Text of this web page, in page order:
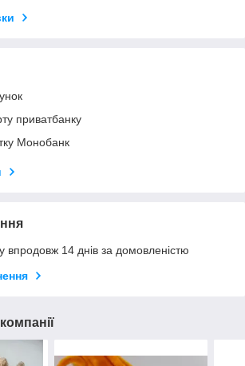
приватбанку
Монобанк
впродовж 14 днів за домовленістю